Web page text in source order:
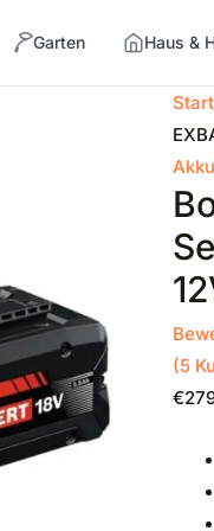
Garten Haus &
Start
(5
€